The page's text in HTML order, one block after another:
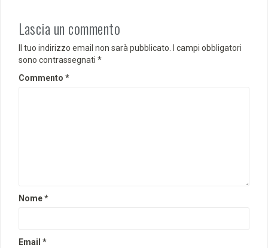
Lascia un commento
Il tuo indirizzo email non sarà pubblicato.
I campi obbligatori
sono contrassegnati *
Commento *
Nome*
Email *